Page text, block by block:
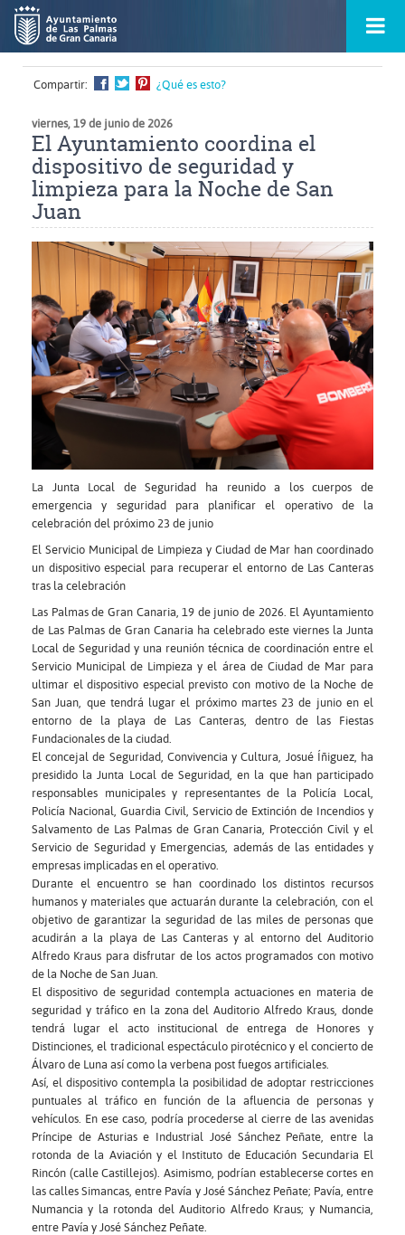
contenido
principal
Menú
Compartir: ¿Qué es esto?
viernes, 19 de junio de 2026
El Ayuntamiento coordina el
dispositivo de seguridad y
limpieza para la Noche de San
Juan
Ampliar
imagen
La Junta Local de Seguridad ha reunido a los cuerpos de
emergencia y seguridad para planificar el operativo de la
celebración del próximo 23 de junio
El Servicio Municipal de Limpieza y Ciudad de Mar han coordinado
un dispositivo especial para recuperar el entorno de Las Canteras
tras la celebración
Las Palmas de Gran Canaria, 19 de junio de 2026. El Ayuntamiento
de Las Palmas de Gran Canaria ha celebrado este viernes la Junta
Local de Seguridad y una reunión técnica de coordinación entre el
Servicio Municipal de Limpieza y el área de Ciudad de Mar para
ultimar el dispositivo especial previsto con motivo de la Noche de
San Juan, que tendrá lugar el próximo martes 23 de junio en el
entorno de la playa de Las Canteras, dentro de las Fiestas
Fundacionales de la ciudad.
El concejal de Seguridad, Convivencia y Cultura, Josué Íñiguez, ha
presidido la Junta Local de Seguridad, en la que han participado
responsables municipales y representantes de la Policía Local,
Policía Nacional, Guardia Civil, Servicio de Extinción de Incendios y
Salvamento de Las Palmas de Gran Canaria, Protección Civil y el
Servicio de Seguridad y Emergencias, además de las entidades y
empresas implicadas en el operativo.
Durante el encuentro se han coordinado los distintos recursos
humanos y materiales que actuarán durante la celebración, con el
objetivo de garantizar la seguridad de las miles de personas que
acudirán a la playa de Las Canteras y al entorno del Auditorio
Alfredo Kraus para disfrutar de los actos programados con motivo
de la Noche de San Juan.
El dispositivo de seguridad contempla actuaciones en materia de
seguridad y tráfico en la zona del Auditorio Alfredo Kraus, donde
tendrá lugar el acto institucional de entrega de Honores y
Distinciones, el tradicional espectáculo pirotécnico y el concierto de
Álvaro de Luna así como la verbena post fuegos artificiales.
Así, el dispositivo contempla la posibilidad de adoptar restricciones
puntuales al tráfico en función de la afluencia de personas y
vehículos. En ese caso, podría procederse al cierre de las avenidas
Príncipe de Asturias e Industrial José Sánchez Peñate, entre la
rotonda de la Aviación y el Instituto de Educación Secundaria El
Rincón (calle Castillejos). Asimismo, podrían establecerse cortes en
las calles Simancas, entre Pavía y José Sánchez Peñate; Pavía, entre
Numancia y la rotonda del Auditorio Alfredo Kraus; y Numancia,
entre Pavía y José Sánchez Peñate.